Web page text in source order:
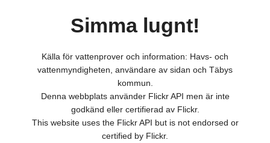
Simma lugnt!
Källa för vattenprover och information: Havs- och
vattenmyndigheten, användare av sidan och Täbys
kommun.
Denna webbplats använder Flickr API men är inte
godkänd eller certifierad av Flickr.
This website uses the Flickr API but is not endorsed or
certified by Flickr.